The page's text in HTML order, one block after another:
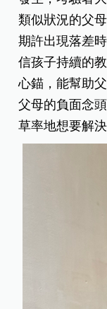
類似狀況的父
期許出現落差
信孩子持續的
心錨，能幫助
父母的負面念
草率地想要解